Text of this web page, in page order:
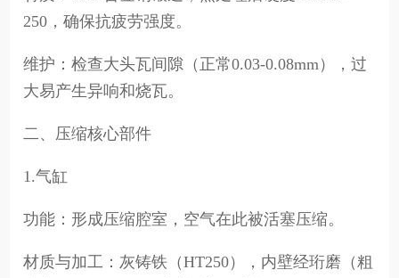
250，确保抗疲劳强度。
维护：检查大头瓦间隙（正常0.03-0.08mm），过
大易产生异响和烧瓦。
二、压缩核心部件
1.气缸
功能：形成压缩腔室，空气在此被活塞压缩。
材质与加工：灰铸铁（HT250），内壁经珩磨（粗